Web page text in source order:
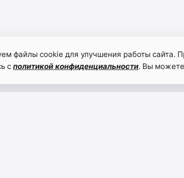
файлы cookie для улучшения работы сайта.
сполитикой конфиденциальности. Вы можете